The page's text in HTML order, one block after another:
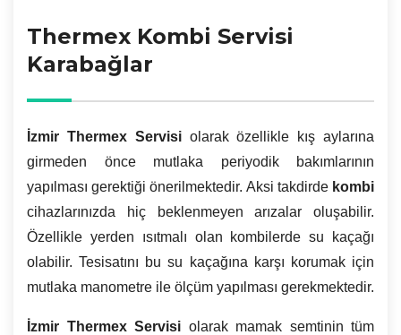
Thermex Kombi Servisi
Karabağlar
İzmir Thermex Servisi olarak özellikle kış aylarına
girmeden önce mutlaka periyodik bakımlarının
yapılması gerektiği önerilmektedir. Aksi takdirde kombi
cihazlarınızda hiç beklenmeyen arızalar oluşabilir.
Özellikle yerden ısıtmalı olan kombilerde su kaçağı
olabilir. Tesisatını bu su kaçağına karşı korumak için
mutlaka manometre ile ölçüm yapılması gerekmektedir.
İzmir Thermex Servisi olarak mamak semtinin tüm